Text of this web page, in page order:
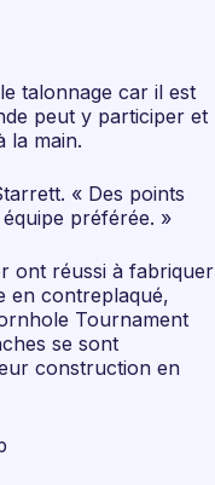
talonnage car il est
peut y participer et
la main.
« Des points
préférée. »
ont réussi à fabriquer
en contreplaqué,
Tournament
se sont
construction en